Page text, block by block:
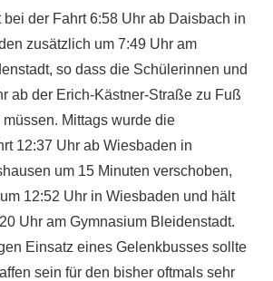
der Fahrt 6:58 Uhr ab Daisbach in
zusätzlich um 7:49 Uhr am
so dass die Schülerinnen und
ab der Erich-Kästner-Straße zu Fuß
Mittags wurde die
12:37 Uhr ab Wiesbaden in
um 15 Minuten verschoben,
12:52 Uhr in Wiesbaden und hält
Uhr am Gymnasium Bleidenstadt.
Einsatz eines Gelenkbusses sollte
sein für den bisher oftmals sehr